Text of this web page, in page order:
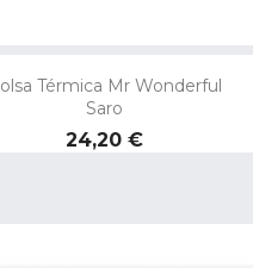
Térmica Mr Wonderful
Saro
Precio
24,20 €